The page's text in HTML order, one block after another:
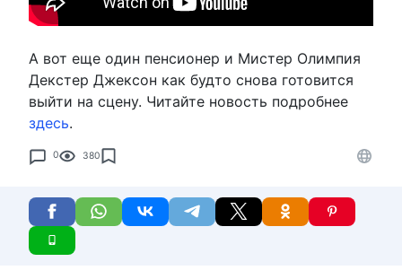
А вот еще один пенсионер и Мистер Олимпия
Декстер Джексон как будто снова готовится
выйти на сцену. Читайте новость подробнее
здесь.
0 380